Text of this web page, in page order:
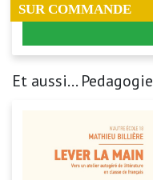
SUR COMMANDE
Et aussi... Pedagogie